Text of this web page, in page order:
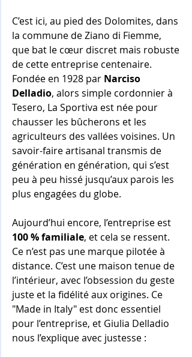
C’est ici, au pied des Dolomites, dans
la commune de Ziano di Fiemme,
que bat le cœur discret mais robuste
de cette entreprise centenaire.
Fondée en 1928 par Narciso
Delladio, alors simple cordonnier à
Tesero, La Sportiva est née pour
chausser les bûcherons et les
agriculteurs des vallées voisines. Un
savoir-faire artisanal transmis de
génération en génération, qui s’est
peu à peu hissé jusqu’aux parois les
plus engagées du globe.
Aujourd’hui encore, l’entreprise est
100 % familiale, et cela se ressent.
Ce n’est pas une marque pilotée à
distance. C’est une maison tenue de
l’intérieur, avec l’obsession du geste
juste et la fidélité aux origines. Ce
"Made in Italy" est donc essentiel
pour l’entreprise, et Giulia Delladio
nous l’explique avec justesse :